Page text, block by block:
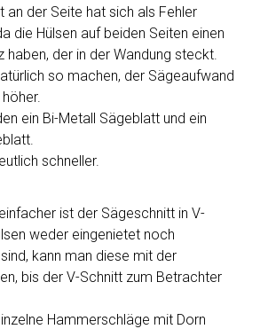
an der Seite hat sich als Fehler
die Hülsen auf beiden Seiten einen
haben, der in der Wandung steckt.
so machen, der Sägeaufwand
ein Bi-Metall Sägeblatt und ein
schneller.
ist der Sägeschnitt in V-
weder eingenietet noch
kann man diese mit der
bis der V-Schnitt zum Betrachter
Hammerschläge mit Dorn